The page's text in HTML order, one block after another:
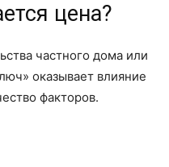
цена?
частного дома или
оказывает влияние
факторов.